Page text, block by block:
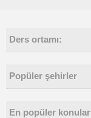
Ders ortamı:
Popüler şehirler
En popüler konular